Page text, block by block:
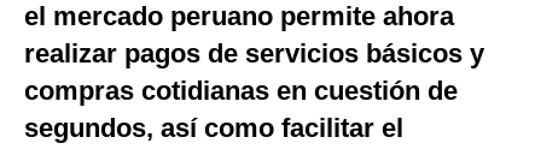
Club del Suscriptor
Mix
el mercado peruano permite ahora
realizar pagos de servicios básicos y
compras cotidianas en cuestión de
segundos, así como facilitar el